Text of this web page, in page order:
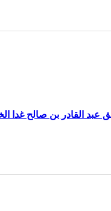
عبد القادر بن صالح غدا